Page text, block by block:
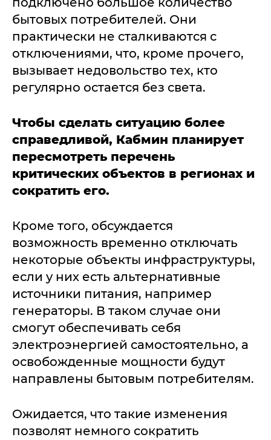
бытовых потребителей. Они
практически не сталкиваются с
отключениями, что, кроме прочего,
вызывает недовольство тех, кто
регулярно остается без света.
Чтобы сделать ситуацию более
справедливой, Кабмин планирует
пересмотреть перечень
критических объектов в регионах и
сократить его.
Кроме того, обсуждается
возможность временно отключать
некоторые объекты инфраструктуры,
если у них есть альтернативные
источники питания, например
генераторы. В таком случае они
смогут обеспечивать себя
электроэнергией самостоятельно, а
освобожденные мощности будут
направлены бытовым потребителям.
Ожидается, что такие изменения
позволят немного сократить